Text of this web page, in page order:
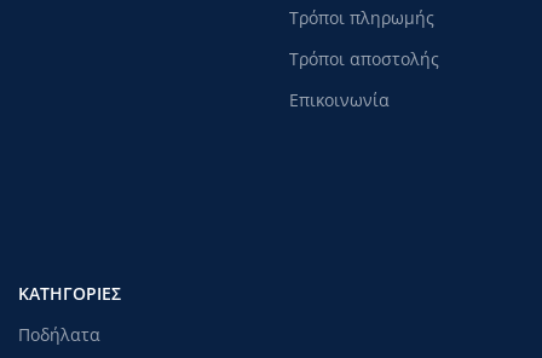
Τρόποι πληρωμής
Τρόποι αποστολής
Επικοινωνία
ΚΑΤΗΓΟΡΊΕΣ
Ποδήλατα